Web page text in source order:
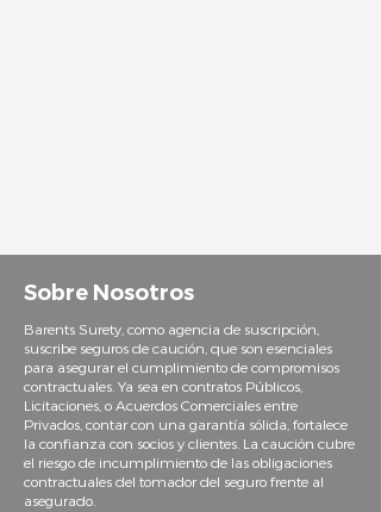
Sobre Nosotros
Barents Surety, como agencia de suscripción,
suscribe seguros de caución, que son esenciales
para asegurar el cumplimiento de compromisos
contractuales. Ya sea en contratos Públicos,
Licitaciones, o Acuerdos Comerciales entre
Privados, contar con una garantía sólida, fortalece
la confianza con socios y clientes. La caución cubre
el riesgo de incumplimiento de las obligaciones
contractuales del tomador del seguro frente al
asegurado.